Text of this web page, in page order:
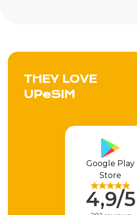
THEY LOVE
UPeSIM
Apple Store
4,9/5
310 reviews